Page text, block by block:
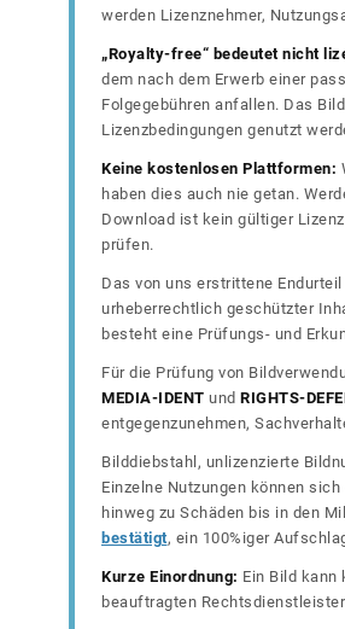
werden Lizenznehmer,
„Royalty-free“ bedeutet nicht
dem nach dem Erwerb einer
Folgegebühren anfallen. Das
Lizenzbedingungen genutzt
Keine kostenlosen Plattformen:
haben dies auch nie getan.
Download ist kein gültiger
prüfen.
Das von uns erstrittene Endurteil
urheberrechtlich geschützter
besteht eine Prüfungs- und
Für die Prüfung von
MEDIA-IDENT und RIGHTS-
entgegenzunehmen,
Bilddiebstahl, unlizenzierte
Einzelne Nutzungen können
hinweg zu Schäden bis in den
bestätigt, ein 100%iger
Kurze Einordnung: Ein Bild kann
beauftragten